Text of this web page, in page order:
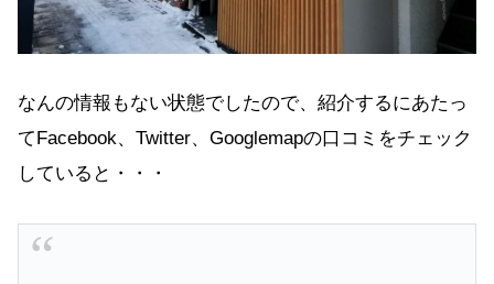
なんの情報もない状態でしたので、紹介するにあたっ
てFacebook、Twitter、Googlemapの口コミをチェック
していると・・・